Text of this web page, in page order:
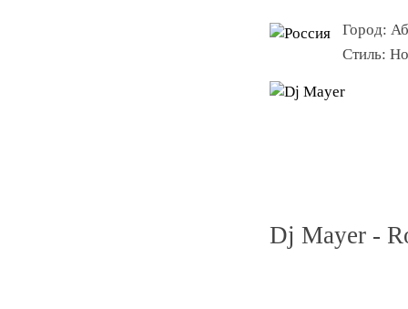
Город:
Стиль:
Dj Mayer -